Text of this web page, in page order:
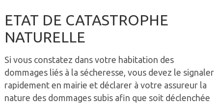
ETAT DE CATASTROPHE
NATURELLE
Si vous constatez dans votre habitation des
dommages liés à la sécheresse, vous devez le signaler
rapidement en mairie et déclarer à votre assureur la
nature des dommages subis afin que soit déclenchée